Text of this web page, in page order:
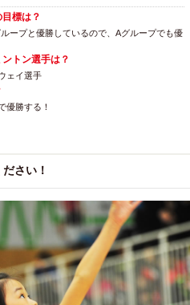
標は？
ープと優勝しているので、Aグループでも優
トン選手は？
ェイ選手
優勝する！
さい！